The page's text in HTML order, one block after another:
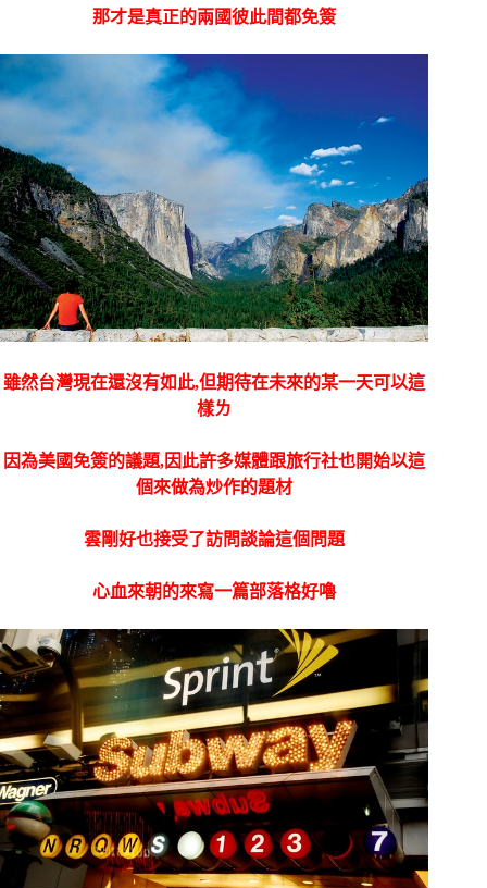
那才是真正的兩國彼此間都免簽
雖然台灣現在還沒有如此,但期待在未來的某一天可以這
樣ㄌ
因為美國免簽的議題,因此許多媒體跟旅行社也開始以這
個來做為炒作的題材
雲剛好也接受了訪問談論這個問題
心血來朝的來寫一篇部落格好嚕